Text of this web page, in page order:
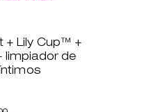
+ Lily Cup™ +
limpiador de